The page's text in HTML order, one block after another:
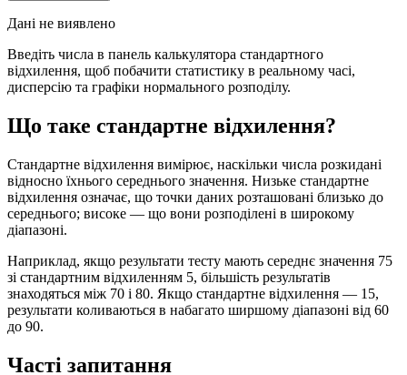
Дані не виявлено
Введіть числа в панель калькулятора стандартного
відхилення, щоб побачити статистику в реальному часі,
дисперсію та графіки нормального розподілу.
Що таке стандартне відхилення?
Стандартне відхилення вимірює, наскільки числа розкидані
відносно їхнього середнього значення. Низьке стандартне
відхилення означає, що точки даних розташовані близько до
середнього; високе — що вони розподілені в широкому
діапазоні.
Наприклад, якщо результати тесту мають середнє значення 75
зі стандартним відхиленням 5, більшість результатів
знаходяться між 70 і 80. Якщо стандартне відхилення — 15,
результати коливаються в набагато ширшому діапазоні від 60
до 90.
Часті запитання